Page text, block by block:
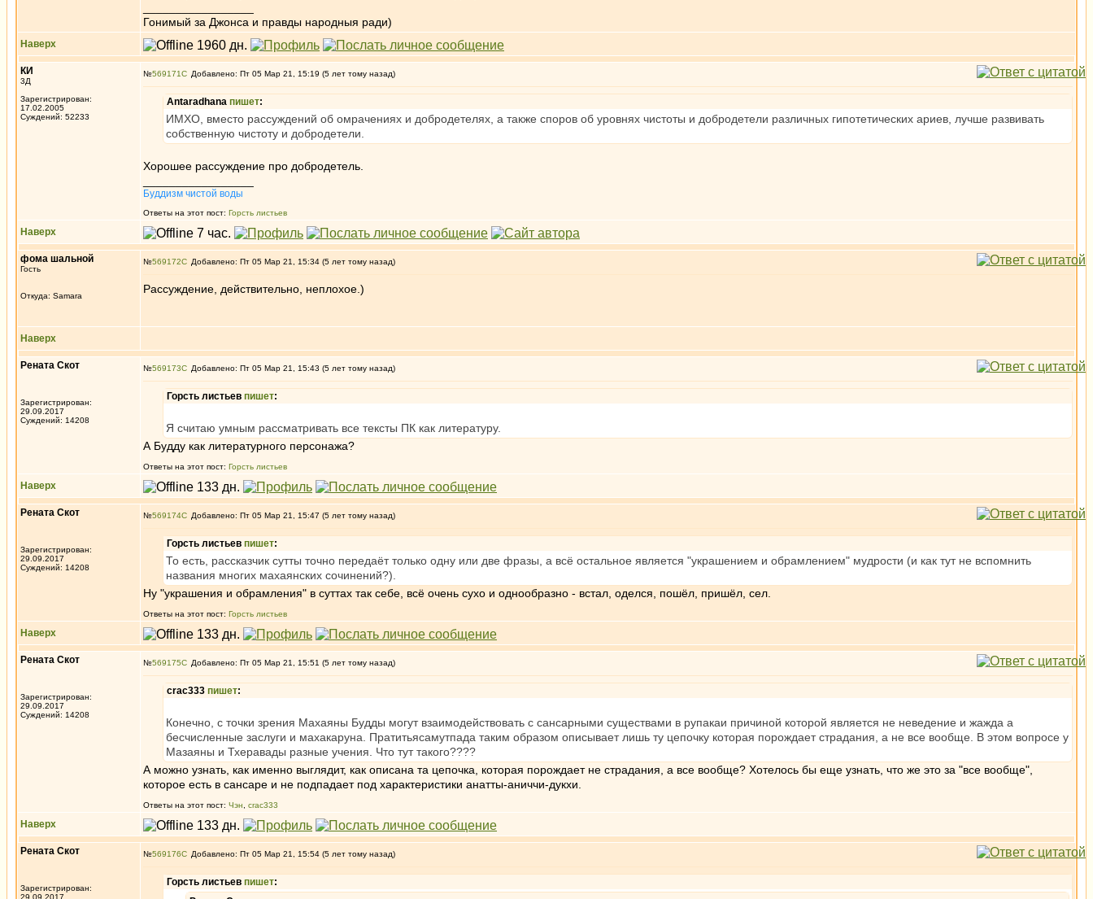
Гонимый за Джонса и правды народныя ради)
Наверх
КИ
3Д
Зарегистрирован:
17.02.2005
Суждений: 52233
№569171 Добавлено: Пт 05 Мар 21, 15:19 (5 лет тому назад)
Antaradhana пишет:
ИМХО, вместо рассуждений об омрачениях и добродетелях, а также споров об уровнях чистоты и добродетели различных гипотетических ариев, лучше развивать
собственную чистоту и добродетели.
Хорошее рассуждение про добродетель.
Буддизм чистой воды
Ответы на этот пост: Горсть листьев
Наверх
фома шальной
Гость
Откуда: Samara
№569172 Добавлено: Пт 05 Мар 21, 15:34 (5 лет тому назад)
Рассуждение, действительно, неплохое.)
Наверх
Рената Скот
Зарегистрирован:
29.09.2017
Суждений: 14208
№569173 Добавлено: Пт 05 Мар 21, 15:43 (5 лет тому назад)
Горсть листьев пишет:
Я считаю умным рассматривать все тексты ПК как литературу.
А Будду как литературного персонажа?
Ответы на этот пост: Горсть листьев
Наверх
Рената Скот
Зарегистрирован:
29.09.2017
Суждений: 14208
№569174 Добавлено: Пт 05 Мар 21, 15:47 (5 лет тому назад)
Горсть листьев пишет:
То есть, рассказчик сутты точно передаёт только одну или две фразы, а всё остальное является "украшением и обрамлением" мудрости (и как тут не вспомнить
названия многих махаянских сочинений?).
Ну "украшения и обрамления" в суттах так себе, всё очень сухо и однообразно - встал, оделся, пошёл, пришёл, сел.
Ответы на этот пост: Горсть листьев
Наверх
Рената Скот
Зарегистрирован:
29.09.2017
Суждений: 14208
№569175 Добавлено: Пт 05 Мар 21, 15:51 (5 лет тому назад)
crac333 пишет:
Конечно, с точки зрения Махаяны Будды могут взаимодействовать с сансарными существами в рупакаи причиной которой является не неведение и жажда а
бесчисленные заслуги и махакаруна. Пратитьясамутпада таким образом описывает лишь ту цепочку которая порождает страдания, а не все вообще. В этом вопросе у
Мазаяны и Тхеравады разные учения. Что тут такого????
А можно узнать, как именно выглядит, как описана та цепочка, которая порождает не страдания, а все вообще? Хотелось бы еще узнать, что же это за "все вообще",
которое есть в сансаре и не подпадает под характеристики анатты-аниччи-дукхи.
Ответы на этот пост: Чэн crac333
Наверх
Рената Скот
Зарегистрирован:
29.09.2017
№569176 Добавлено: Пт 05 Мар 21, 15:54 (5 лет тому назад)
Горсть листьев пишет: